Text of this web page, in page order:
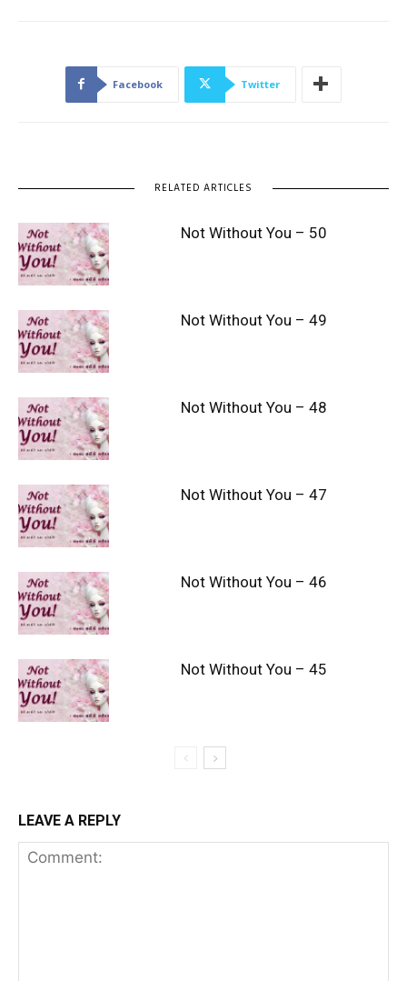
Facebook Twitter
RELATED ARTICLES
Not Without You – 50
Not Without You – 49
Not Without You – 48
Not Without You – 47
Not Without You – 46
Not Without You – 45
LEAVE A REPLY